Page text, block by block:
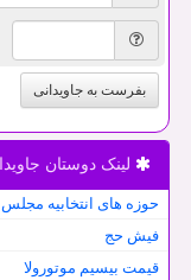
بفرست به جاویدانی
لینک دوستان
حوزه های انتخابیه مجلس
فیش حج
قیمت بیسیم موتورولا